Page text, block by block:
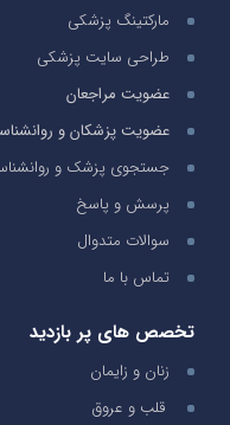
مارکتینگ پزشکی
طراحی سایت پزشکی
عضویت مراجعان
عضویت پزشکان و
جستجوی پزشک و
پرسش و پاسخ
سوالات متدوال
تماس با ما
تخصص های پر بازدید
زنان و زایمان
قلب و عروق